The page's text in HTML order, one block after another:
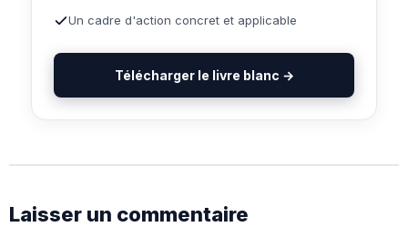
Un cadre d'action concret et applicable
Télécharger le livre blanc →
Laisser un commentaire